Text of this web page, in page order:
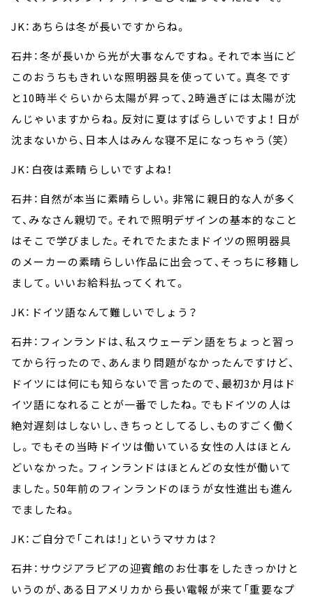
JK：あちらは冬が長いですからね。
石井：冬が長いから光が大事なんですね。それで本当にど
このおうちもきれいな照明器具を使っていて。真冬です
と10時半ぐらいから太陽が昇って、2時過ぎには太陽が沈
んじゃいますからね。反対に夏はすばらしいですよ！ 日が
沈まないから、日本人はみんな寝不足になっちゃう（笑）
JK：白夜は素晴らしいですよね！
石井：自然が本当に素晴らしい。非常に親日的な人が多く
て、みなさん親切で。それで照明デザインの基本的なこと
はそこで学びました。それでたまたまドイツの照明器具
のメーカーの素晴らしい作品に出会って、そっちに移籍し
まして。いいお給料払ってくれて。
JK：ドイツ語なんて難しいでしょう？
石井：フィンランドは、私スウェーデン語をちょっと習っ
てから行ったので、あんまり問題がなかったんですけど、
ドイツには何にも知らないで言ったので、最初3か月はド
イツ語になれることが一番でしたね。でもドイツの人は
絶対遅刻はしないし、きちっとしてるし、ものすごく働く
し。でもその当時ドイツは働いている女性の人はほとん
どいなかった。フィンランドはほとんどの女性が働いて
ました。50年前のフィンランドのほうが女性進出も進ん
でましたね。
JK：ご自分で「これは！」というマサカは？
石井：サウジアラビアの迎賓館のお仕事をしたきっかけと
いうのが、ある日アメリカから長い電報が来て「重要なプ